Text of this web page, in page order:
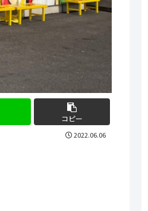
コピー
2022.06.06